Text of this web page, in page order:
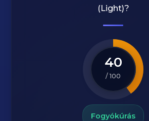
(Light)?
40
/ 100
Fogyókúrás